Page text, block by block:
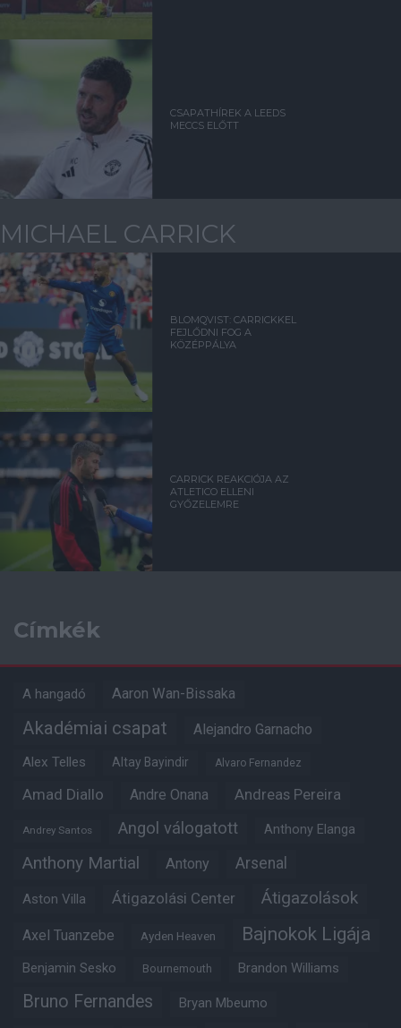
CSAPATHÍREK A LEEDS
MECCS ELŐTT
MICHAEL CARRICK
BLOMQVIST: CARRICKKEL
FEJLŐDNI FOG A
KÖZÉPPÁLYA
CARRICK REAKCIÓJA AZ
ATLETICO ELLENI
GYŐZELEMRE
Címkék
A hangadó Aaron Wan-Bissaka
Akadémiai csapat Alejandro Garnacho
Alex Telles Altay Bayindir Alvaro Fernandez
Amad Diallo Andre Onana Andreas Pereira
Andrey Santos Angol válogatott Anthony Elanga
Anthony Martial Antony Arsenal
Aston Villa Átigazolási Center Átigazolások
Axel Tuanzebe Ayden Heaven Bajnokok Ligája
Benjamin Sesko Bournemouth Brandon Williams
Bruno Fernandes Bryan Mbeumo